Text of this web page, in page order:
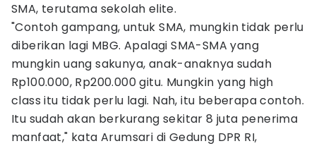
SMA, terutama sekolah elite.
"Contoh gampang, untuk SMA, mungkin tidak perlu
diberikan lagi MBG. Apalagi SMA-SMA yang
mungkin uang sakunya, anak-anaknya sudah
Rp100.000, Rp200.000 gitu. Mungkin yang high
class itu tidak perlu lagi. Nah, itu beberapa contoh.
Itu sudah akan berkurang sekitar 8 juta penerima
manfaat," kata Arumsari di Gedung DPR RI,